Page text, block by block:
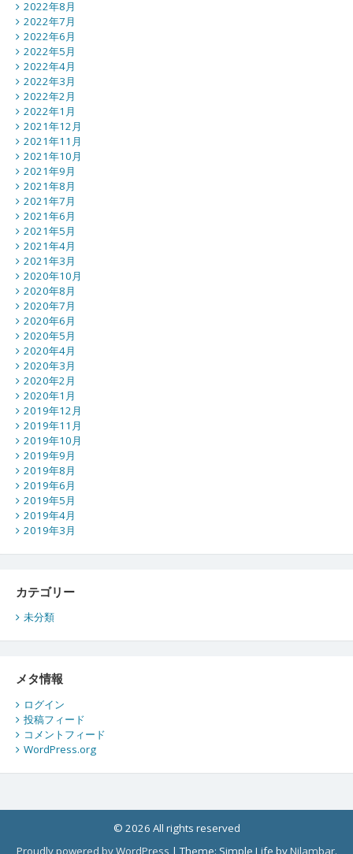
2022年8月
2022年7月
2022年6月
2022年5月
2022年4月
2022年3月
2022年2月
2022年1月
2021年12月
2021年11月
2021年10月
2021年9月
2021年8月
2021年7月
2021年6月
2021年5月
2021年4月
2021年3月
2020年10月
2020年8月
2020年7月
2020年6月
2020年5月
2020年4月
2020年3月
2020年2月
2020年1月
2019年12月
2019年11月
2019年10月
2019年9月
2019年8月
2019年6月
2019年5月
2019年4月
2019年3月
カテゴリー
未分類
メタ情報
ログイン
投稿フィード
コメントフィード
WordPress.org
© 2026 All rights reserved
Proudly powered by WordPress |Theme: Simple Life byNilambar.